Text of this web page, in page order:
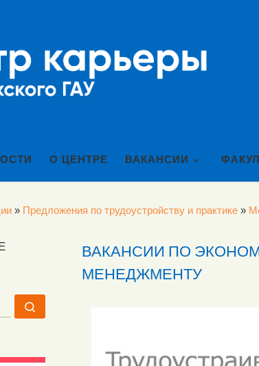
О ЦЕНТРЕ ВАКАНСИИ
» Предложения по трудоустройству и практике »
ВАКАНСИИ ПО
МЕНЕДЖМЕНТУ